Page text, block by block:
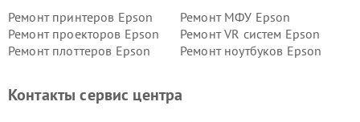
Ремонт принтеров Epson
Ремонт МФУ Epson
Ремонт проекторов Epson
Ремонт VR систем Epson
Ремонт плоттеров Epson
Ремонт ноутбуков Epson
Контакты сервис центра